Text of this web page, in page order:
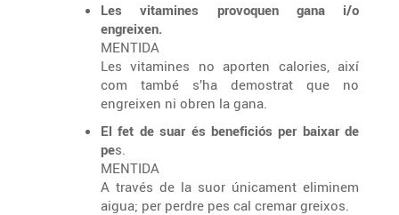
Les vitamines provoquen gana i/o
engreixen.
MENTIDA
Les vitamines no aporten calories, així
com també s’ha demostrat que no
engreixen ni obren la gana.
El fet de suar és beneficiós per baixar de
pes.
MENTIDA
A través de la suor únicament eliminem
aigua; per perdre pes cal cremar greixos.